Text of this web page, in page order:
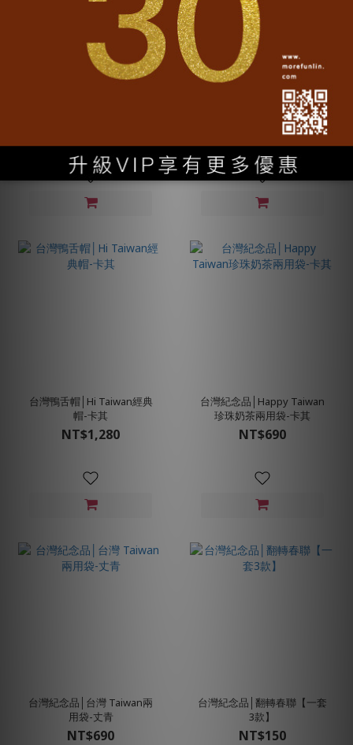
台灣鴨舌帽│Hi Taiwan經典
NT$1,280
台灣鴨舌帽│Hi Taiwan經典
帽-卡其
NT$1,280
台灣紀念品│Happy Taiwan
珍珠奶茶兩用袋-卡其
NT$690
台灣紀念品│台灣 Taiwan兩
用袋-丈青
NT$690
台灣紀念品│翻轉春聯【一套
3款】
NT$150